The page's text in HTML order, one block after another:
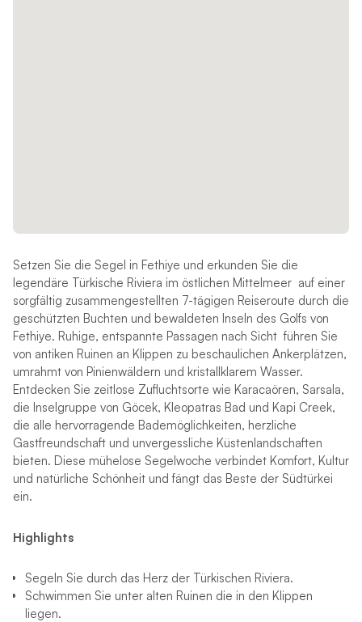
Setzen Sie die Segel in Fethiye und erkunden Sie die
legendäre Türkische Riviera im östlichen Mittelmeer auf einer
sorgfältig zusammengestellten 7-tägigen Reiseroute durch die
geschützten Buchten und bewaldeten Inseln des Golfs von
Fethiye. Ruhige, entspannte Passagen nach Sicht führen Sie
von antiken Ruinen an Klippen zu beschaulichen Ankerplätzen,
umrahmt von Pinienwäldern und kristallklarem Wasser.
Entdecken Sie zeitlose Zufluchtsorte wie Karacaören, Sarsala,
die Inselgruppe von Göcek, Kleopatras Bad und Kapi Creek,
die alle hervorragende Bademöglichkeiten, herzliche
Gastfreundschaft und unvergessliche Küstenlandschaften
bieten. Diese mühelose Segelwoche verbindet Komfort, Kultur
und natürliche Schönheit und fängt das Beste der Südtürkei
ein.
Highlights
Segeln Sie durch das Herz der Türkischen Riviera.
Schwimmen Sie unter alten Ruinen die in den Klippen
liegen.